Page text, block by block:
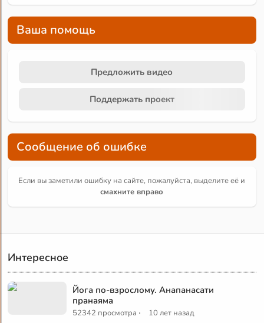
Ваша помощь
Предложить видео
Поддержать проект
Сообщение об ошибке
Если вы заметили ошибку на сайте, пожалуйста, выделите её и
смахните вправо
Интересное
Йога по-взрослому. Анапанасати
пранаяма
52342 просмотра · 10 лет назад